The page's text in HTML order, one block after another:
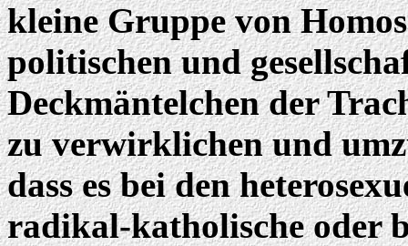
kleine Gruppe von
politischen und
Deckmäntelchen der
zu verwirklichen und
dass es bei den
radikal-katholische oder